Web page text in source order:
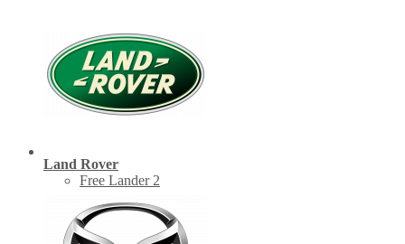
Land Rover
Free Lander 2